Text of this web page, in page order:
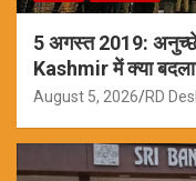
5 अगस्त 2019:
Kashmir में क्या
August 5, 2026 RD